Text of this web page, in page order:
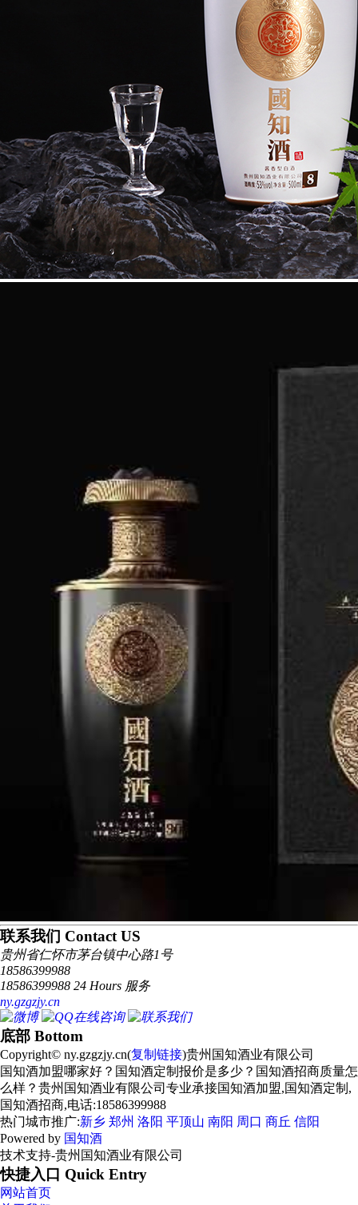
联系我们 Contact US
贵州省仁怀市茅台镇中心路1号
18586399988
18586399988 24 Hours 服务
ny.gzgzjy.cn
底部 Bottom
Copyright© ny.gzgzjy.cn(复制链接)贵州国知酒业有限公司
国知酒加盟哪家好？国知酒定制报价是多少？国知酒招商质量怎
么样？贵州国知酒业有限公司专业承接国知酒加盟,国知酒定制,
国知酒招商,电话:18586399988
热门城市推广:新乡 郑州 洛阳 平顶山 南阳 周口 商丘 信阳
Powered by 国知酒
技术支持-贵州国知酒业有限公司
快捷入口 Quick Entry
网站首页